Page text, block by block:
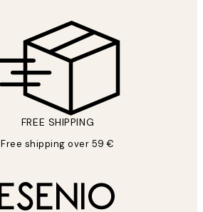
FREE SHIPPING
Free shipping over 59 €